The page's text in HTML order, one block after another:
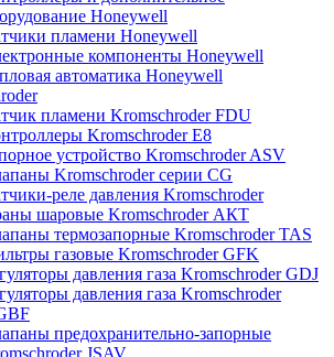
Honeywell
пламени Honeywell
компоненты Honeywell
автоматика Honeywell
пламени Kromschroder FDU
Kromschroder E8
устройство Kromschroder ASV
Kromschroder серии CG
реле давления Kromschroder
шаровые Kromschroder АКТ
термозапорные Kromschroder TAS
газовые Kromschroder GFK
давления газа Kromschroder GDJ
давления газа Kromschroder
предохранительно-запорные
JSAV